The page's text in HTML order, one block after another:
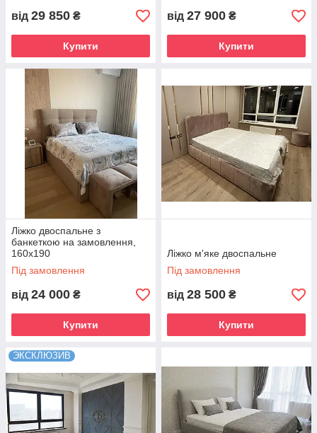
від 29 850 ₴
Купити
від 27 900 ₴
Купити
Ліжко двоспальне з
банкеткою на замовлення,
160х190
Під замовлення
від 24 000 ₴
Купити
Ліжко м'яке двоспальне
Під замовлення
від 28 500 ₴
Купити
ЭКСКЛЮЗИВ